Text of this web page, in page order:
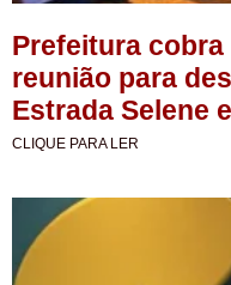
Prefeitura
reunião para
Estrada Selene
CLIQUE PARA LER